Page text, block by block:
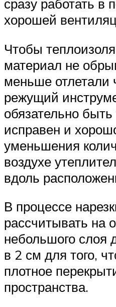
сразу работать в
хорошей
Чтобы
материал не
меньше отлетали
режущий
обязательно быть
исправен и
уменьшения
воздухе
вдоль
В процессе
рассчитывать на
небольшого слоя
в 2 см для того,
плотное
пространства.